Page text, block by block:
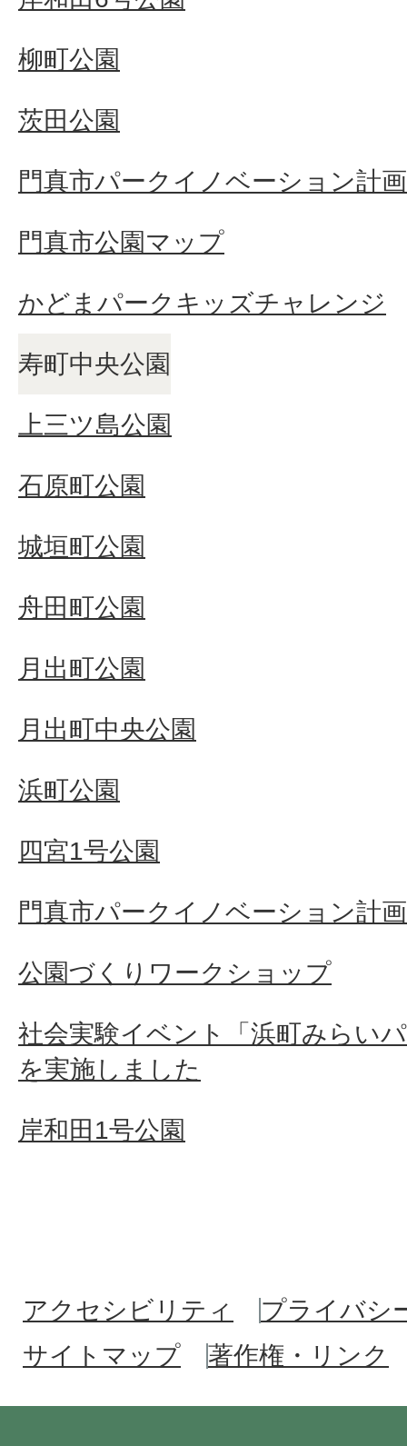
柳町公園
茨田公園
門真市パークイノベーション計
門真市公園マップ
かどまパークキッズチャレンジ
寿町中央公園
上三ツ島公園
石原町公園
城垣町公園
舟田町公園
月出町公園
月出町中央公園
浜町公園
四宮1号公園
門真市パークイノベーション計
公園づくりワークショップ
社会実験イベント「浜町みらい
を実施しました
岸和田1号公園
アクセシビリティ
プライバシ
サイトマップ
著作権・リンク